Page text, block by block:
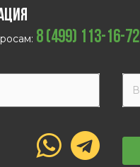
8 (499) 113-16-72